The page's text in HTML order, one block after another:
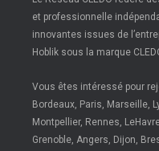
et professionnelle
innovantes issues de
Hoblik sous la marque
Vous êtes intéressé pour
Bordeaux, Paris, Marseille,
Montpellier, Rennes,
Grenoble, Angers, Dijon,